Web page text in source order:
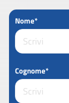
Nome*
Cognome*